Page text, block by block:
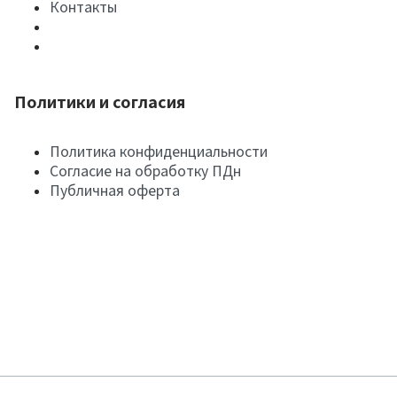
Контакты
Политики и согласия
Политика конфиденциальности
Согласие на обработку ПДн
Публичная оферта